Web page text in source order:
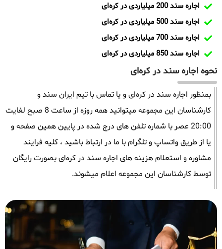
اجاره سند 200 میلیاردی در کره‌ای
اجاره سند 500 میلیاردی در کره‌ای
اجاره سند 700 میلیاردی در کره‌ای
اجاره سند 850 میلیاردی در کره‌ای
نحوه اجاره سند در کره‌ای
بمنظور اجاره سند در کره‌ای و یا تماس با تیم ایران سند و
کارشناسان این مجموعه میتوانید همه روزه از ساعت 8 صبح لغایت
20:00 عصر با شماره تلفن های درج شده در پایین همین صفحه و
یا از طریق واتساپ و تلگرام با ما در ارتباط باشید ، کلیه فرایند
مشاوره و استعلام هزینه های اجاره سند در کره‌ای بصورت رایگان
توسط کارشناسان این مجموعه اعلام میشوند.